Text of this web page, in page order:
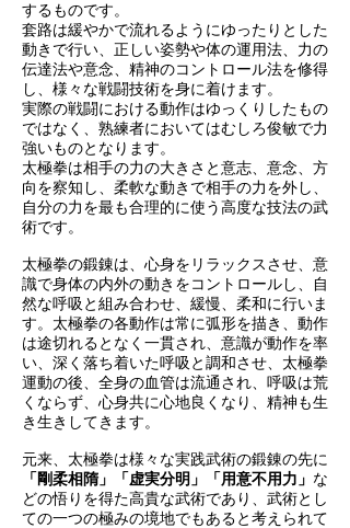
するものです。
套路は緩やかで流れるようにゆったりとした
動きで行い、正しい姿勢や体の運用法、力の
伝達法や意念、精神のコントロール法を修得
し、様々な戦闘技術を身に着けます。
実際の戦闘における動作はゆっくりしたもの
ではなく、熟練者においてはむしろ俊敏で力
強いものとなります。
太極拳は相手の力の大きさと意志、意念、方
向を察知し、柔軟な動きで相手の力を外し、
自分の力を最も合理的に使う高度な技法の武
術です。
太極拳の鍛錬は、心身をリラックスさせ、意
識で身体の内外の動きをコントロールし、自
然な呼吸と組み合わせ、緩慢、柔和に行いま
す。太極拳の各動作は常に弧形を描き、動作
は途切れるとなく一貫され、意識が動作を率
い、深く落ち着いた呼吸と調和させ、太極拳
運動の後、全身の血管は流通され、呼吸は荒
くならず、心身共に心地良くなり、精神も生
き生きしてきます。
元来、太極拳は様々な実践武術の鍛錬の先に
「剛柔相隋」「虚実分明」「用意不用力」 な
どの悟りを得た高貴な武術であり、武術とし
ての一つの極みの境地でもあると考えられて